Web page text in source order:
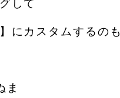
して
にカスタムするのも
ま